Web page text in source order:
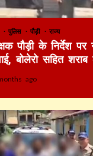
पुलिस पौड़ी राज्य
पौड़ी के निर्देश
बोलेरो सहित
ago